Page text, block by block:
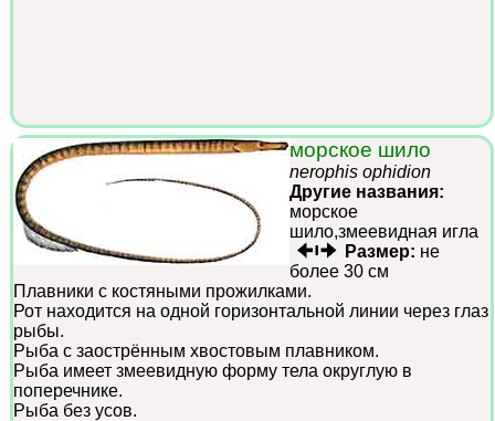
морское шило
nerophis ophidion
Другие названия:
морское
шило,змеевидная игла
Размер: не
более 30 см
Плавники с костяными прожилками.
Рот находится на одной горизонтальной линии через глаз
рыбы.
Рыба с заострённым хвостовым плавником.
Рыба имеет змеевидную форму тела округлую в
поперечнике.
Рыба без усов.